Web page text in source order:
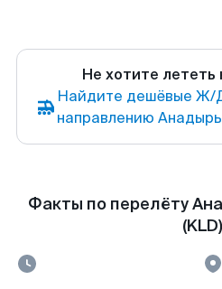
Не хотите лететь
Найдите дешёвые Ж/
направлению
Факты по перелёту
(KLD)